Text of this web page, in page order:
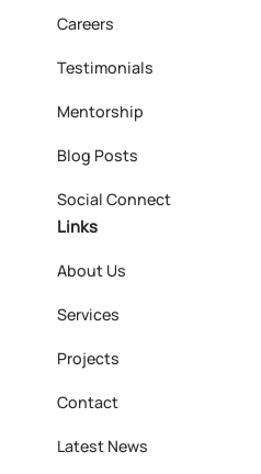
Careers
Testimonials
Mentorship
Blog Posts
Social Connect
Links
About Us
Services
Projects
Contact
Latest News